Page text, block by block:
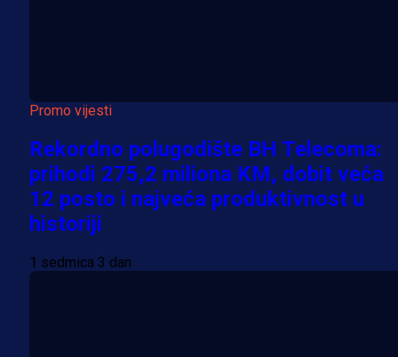
Promo vijesti
Rekordno polugodište BH Telecoma:
prihodi 275,2 miliona KM, dobit veća
12 posto i najveća produktivnost u
historiji
1 sedmica 3 dan